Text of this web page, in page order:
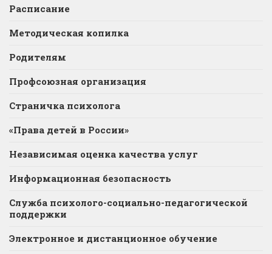
Расписание
Методическая копилка
Родителям
Профсоюзная организация
Страничка психолога
«Права детей в России»
Независимая оценка качества услуг
Информационная безопасность
Служба психолого-социально-педагогической
поддержки
Электронное и дистанционное обучение